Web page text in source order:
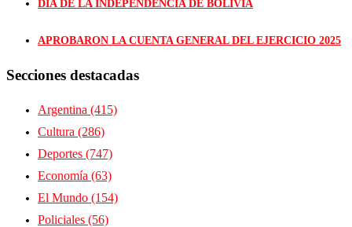
DÍA DE LA INDEPENDENCIA DE BOLIVIA
APROBARON LA CUENTA GENERAL DEL EJERCICIO 2025
Secciones destacadas
Argentina (415)
Cultura (286)
Deportes (747)
Economía (63)
El Mundo (154)
Policiales (56)